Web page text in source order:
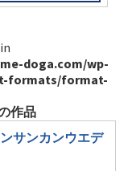
doga.com/wp-
formats/format-
作品
サンカンウエデ